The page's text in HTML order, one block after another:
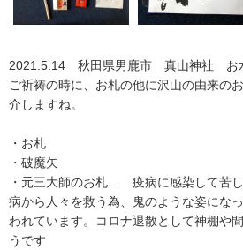
2021.5.14 秋田県男鹿市 真山神社 お水
ご祈祷の時に、お札の他に沢山の由来の
介しますね。
・お札
・破魔矢
・元三大師のお札… 疫病に感染して苦
病から人々を救う為、鬼のような姿にな
われています。コロナ退散として神棚や
うです